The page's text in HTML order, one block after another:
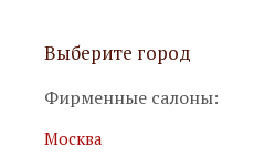
Персональные
Выберите город
Фирменные салоны:
Москва